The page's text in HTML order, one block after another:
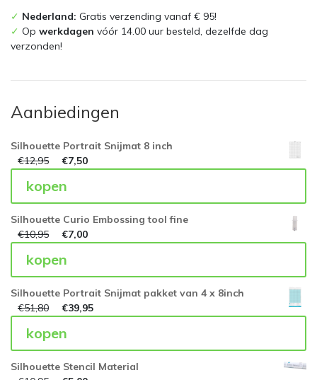
✓ Nederland: Gratis verzending vanaf € 95!
✓ Op werkdagen vóór 14.00 uur besteld, dezelfde dag
verzonden!
Aanbiedingen
Silhouette Portrait Snijmat 8 inch
€12,95 €7,50
kopen
Silhouette Curio Embossing tool fine
€10,95 €7,00
kopen
Silhouette Portrait Snijmat pakket van 4 x 8inch
€51,80 €39,95
kopen
Silhouette Stencil Material